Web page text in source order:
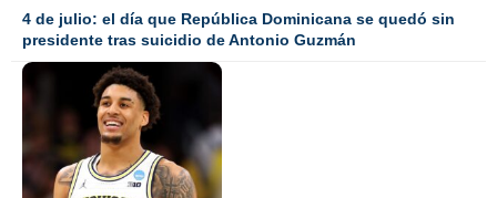
4 de julio: el día que República Dominicana se quedó sin
presidente tras suicidio de Antonio Guzmán